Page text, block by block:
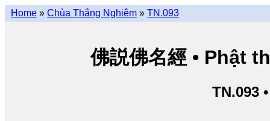
Home » Chùa Thắng Nghiêm » TN.093
佛説佛名經 • Phật
TN.093